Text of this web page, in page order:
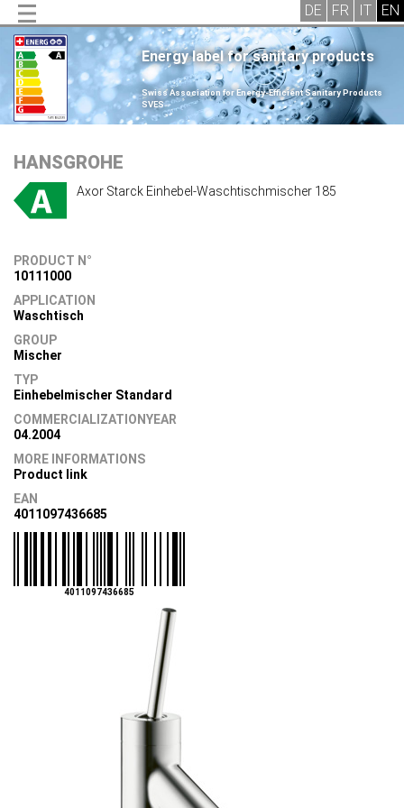
Energy label for sanitary products
.
Swiss Association for Energy-Efficient Sanitary Products
SVES
.
HANSGROHE
Axor Starck Einhebel-Waschtischmischer 185
PRODUCT N°
10111000
APPLICATION
Waschtisch
GROUP
Mischer
TYP
Einhebelmischer Standard
COMMERCIALIZATIONYEAR
04.2004
MORE INFORMATIONS
Product link
EAN
4011097436685
4011097436685